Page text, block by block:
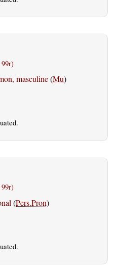
masculine(Mu)
(Pers.Pron)